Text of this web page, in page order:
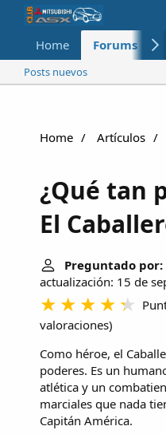
Home Forums
Posts nuevos
Home Artículos
¿Qué tan
El
Preguntado
actualización: 15 de
valoraciones)
Como héroe, el
poderes. Es un
atlética y un
marciales que nada
Capitán América.